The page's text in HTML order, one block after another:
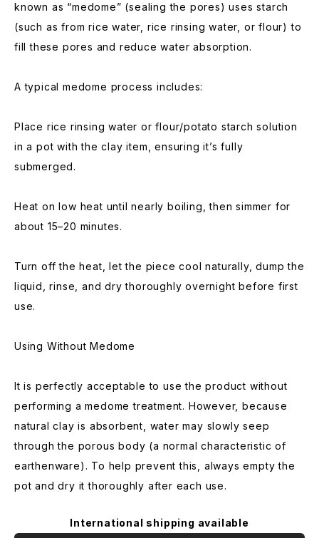
known as “medome” (sealing the pores) uses starch
(such as from rice water, rice rinsing water, or flour) to
fill these pores and reduce water absorption.
A typical medome process includes:
Place rice rinsing water or flour/potato starch solution
in a pot with the clay item, ensuring it’s fully
submerged.
Heat on low heat until nearly boiling, then simmer for
about 15–20 minutes.
Turn off the heat, let the piece cool naturally, dump the
liquid, rinse, and dry thoroughly overnight before first
use.
Using Without Medome
It is perfectly acceptable to use the product without
performing a medome treatment. However, because
natural clay is absorbent, water may slowly seep
through the porous body (a normal characteristic of
earthenware). To help prevent this, always empty the
pot and dry it thoroughly after each use.
International shipping available